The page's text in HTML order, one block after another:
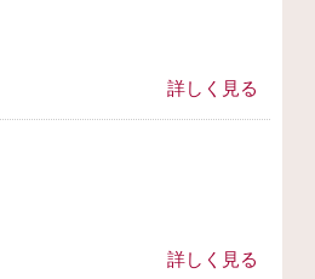
詳しく見る
詳しく見る